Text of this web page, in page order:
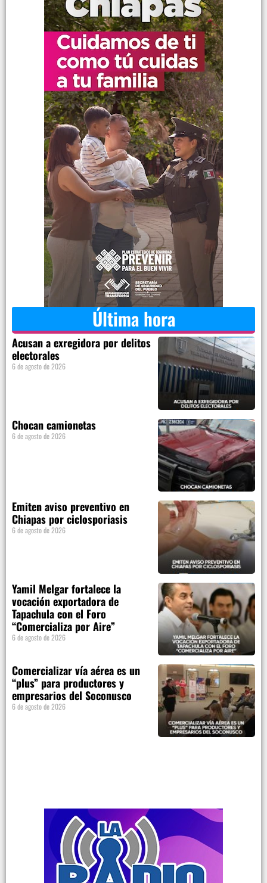
Última hora
Acusan a exregidora por delitos
electorales
6 de agosto de 2026
Chocan camionetas
6 de agosto de 2026
Emiten aviso preventivo en
Chiapas por ciclosporiasis
6 de agosto de 2026
Yamil Melgar fortalece la
vocación exportadora de
Tapachula con el Foro
“Comercializa por Aire”
6 de agosto de 2026
Comercializar vía aérea es un
“plus” para productores y
empresarios del Soconusco
6 de agosto de 2026